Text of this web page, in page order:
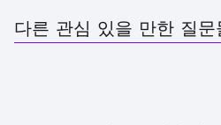
다른 관심 있을 만한 질문